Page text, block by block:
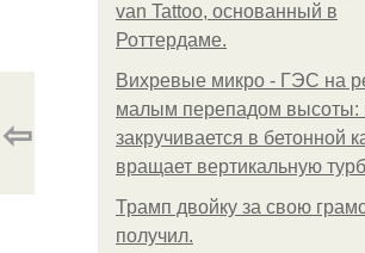
van Tattoo, основанный в
Роттердаме.
Вихревые микро - ГЭС на
малым перепадом высоты:
закручивается в бетонной
вращает вертикальную
Трамп двойку за свою
получил.
⇦